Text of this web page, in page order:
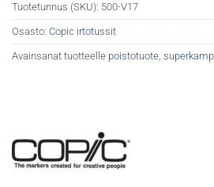
Tuotetunnus (SKU): 500-V17
Osasto: Copic irtotussit
Avainsanat tuotteelle poistotuote,